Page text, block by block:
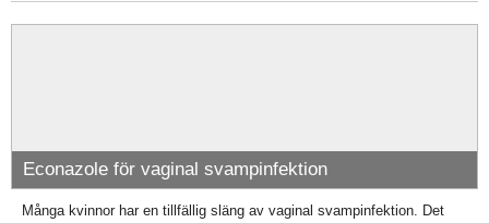
Econazole för vaginal svampinfektion
Många kvinnor har en tillfällig släng av vaginal svampinfektion. Det